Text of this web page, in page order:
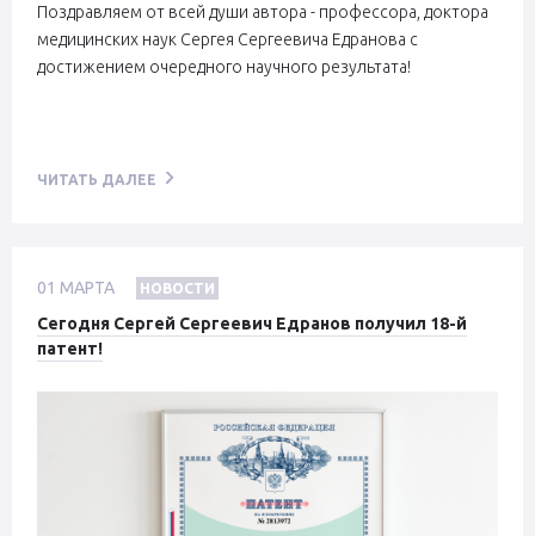
Поздравляем от всей души автора - профессора, доктора
медицинских наук Сергея Сергеевича Едранова с
достижением очередного научного результата!
ЧИТАТЬ ДАЛЕЕ
01 МАРТА НОВОСТИ
Сегодня Сергей Сергеевич Едранов получил 18-й
патент!